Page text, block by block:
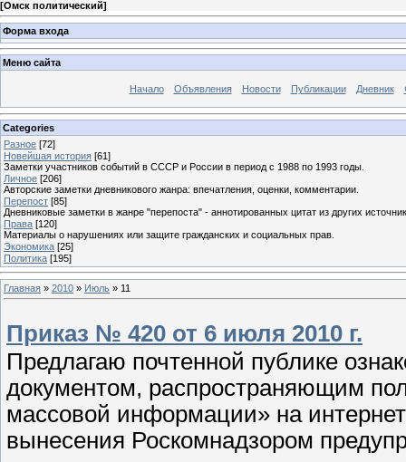
[Омск политический]
Форма входа
Меню сайта
Начало Объявления Новости Публикации Дневник
Categories
Разное [72]
Новейшая история [61]
Заметки участников событий в СССР и России в период с 1988 по 1993 годы.
Личное [206]
Авторские заметки дневникового жанра: впечатления, оценки, комментарии.
Перепост [85]
Дневниковые заметки в жанре "перепоста" - аннотированных цитат из других
Права [120]
Материалы о нарушениях или защите гражданских и социальных прав.
Экономика [25]
Политика [195]
Главная » 2010 » Июль » 11
Приказ № 420 от 6 июля 2010 г.
Предлагаю почтенной публике
документом, распространяющим
массовой информации» на
вынесения Роскомнадзором